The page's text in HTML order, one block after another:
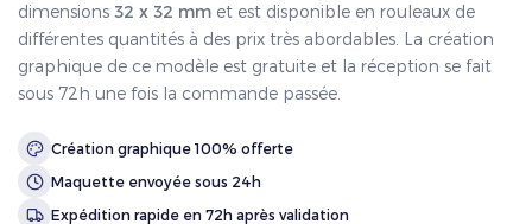
dimensions 32 x 32 mm et est disponible en rouleaux de
différentes quantités à des prix très abordables. La création
graphique de ce modèle est gratuite et la réception se fait
sous 72h une fois la commande passée.
Création graphique 100% offerte
Maquette envoyée sous 24h
Expédition rapide en 72h après validation